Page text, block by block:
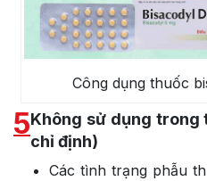
Công dụng thuốc
5Không sử dụng trong
chỉ định)
Các tình trạng phẫu